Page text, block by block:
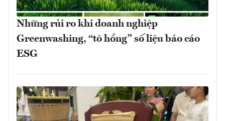
Những rủi ro khi doanh nghiệp
Greenwashing, “tô hồng” số liệu báo cáo
ESG